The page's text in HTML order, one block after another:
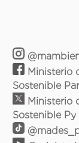
Ministerio
Sostenible
Ministerio
Sostenible Py